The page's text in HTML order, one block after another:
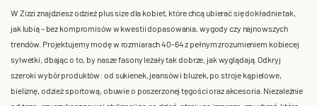
W Zizzi znajdziesz odzież plus size dla kobiet, które chcą ubierać się dokładnie tak,
jak lubią – bez kompromisów w kwestii dopasowania, wygody czy najnowszych
trendów. Projektujemy modę w rozmiarach 40-64 z pełnym zrozumieniem kobiecej
sylwetki, dbając o to, by nasze fasony leżały tak dobrze, jak wyglądają. Odkryj
szeroki wybór produktów: od sukienek, jeansów i bluzek, po stroje kąpielowe,
bieliznę, odzież sportową, obuwie o poszerzonej tęgości oraz akcesoria. Niezależnie